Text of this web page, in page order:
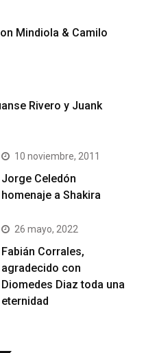
Mindiola & Camilo
Rivero y Juank
10 noviembre, 2011
Jorge Celedón
homenaje a Shakira
26 mayo, 2022
Fabián Corrales,
agradecido con
Diomedes Diaz toda una
eternidad